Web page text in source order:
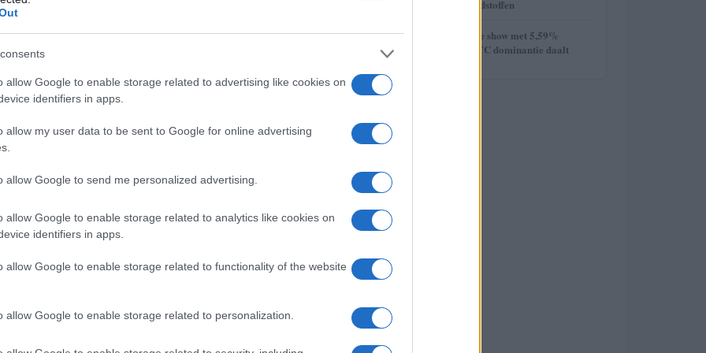
allow Google to enable storage related to advertising like cookies on
identifiers in apps.
allow my user data to be sent to Google for online advertising
allow Google to send me personalized advertising.
allow Google to enable storage related to analytics like cookies on
identifiers in apps.
allow Google to enable storage related to functionality of the website
allow Google to enable storage related to personalization.
voorwaarden voldoen. Je moet geregistreerd
over een ATECO-code die aansluit bij de
de juiste financiering te kunnen aanvragen. Maar
voor bedrijven die met hout werken, wat de
week van de grondstoffen
5 Ethereum steelt de show met 5,59%
stijging terwijl BTC dominantie daalt